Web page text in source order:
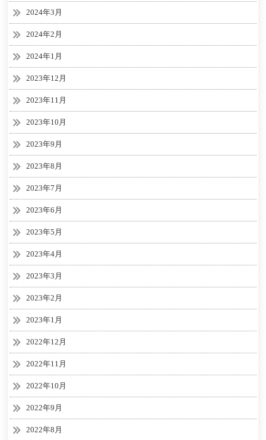
2024年3月
2024年2月
2024年1月
2023年12月
2023年11月
2023年10月
2023年9月
2023年8月
2023年7月
2023年6月
2023年5月
2023年4月
2023年3月
2023年2月
2023年1月
2022年12月
2022年11月
2022年10月
2022年9月
2022年8月